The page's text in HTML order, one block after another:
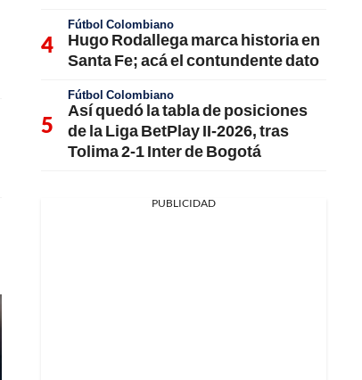
Fútbol Colombiano
Hugo Rodallega marca historia en
Santa Fe; acá el contundente dato
Fútbol Colombiano
Así quedó la tabla de posiciones
de la Liga BetPlay II-2026, tras
Tolima 2-1 Inter de Bogotá
PUBLICIDAD